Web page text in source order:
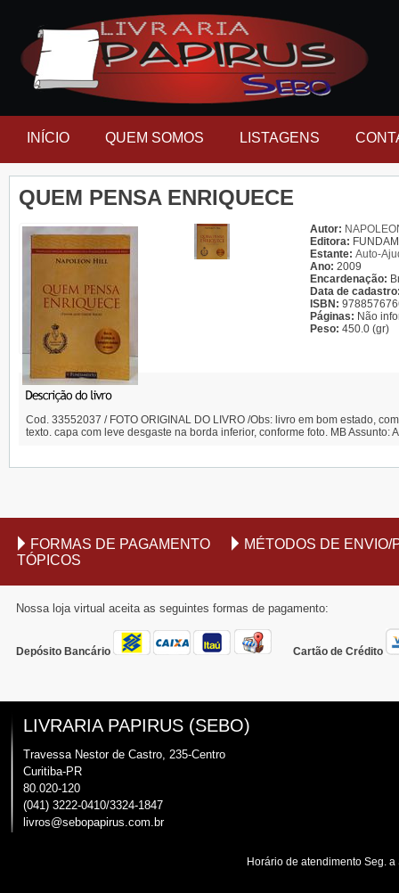
INÍCIO QUEM SOMOS LISTAGENS
QUEM PENSA ENRIQUECE
Autor:
Editora:
Estante: Auto-
Ano: 2009
Encardenação:
Data de
ISBN:
Páginas: Não
Peso: 450.0 (gr)
Cod. 33552037 / FOTO ORIGINAL DO LIVRO /Obs: livro em bom estado,
texto. capa com leve desgaste na borda inferior, conforme foto. MB Assunto:
FORMAS DE PAGAMENTO
MÉTODOS DE
TÓPICOS
Nossa loja virtual aceita as seguintes formas de pagamento:
Depósito Bancário Cartão de Crédito
LIVRARIA PAPIRUS (SEBO)
Travessa Nestor de Castro, 235-Centro
Curitiba-PR
80.020-120
(041) 3222-0410/3324-1847
livros@sebopapirus.com.br
Horário de atendimento Seg.